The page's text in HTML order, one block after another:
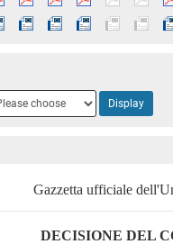
Display
Gazzetta ufficiale
DECISIONE DEL